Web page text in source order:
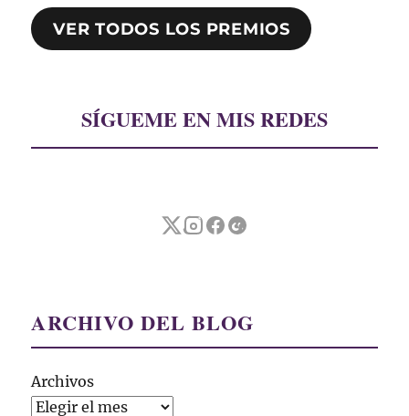
VER TODOS LOS PREMIOS
SÍGUEME EN MIS REDES
ARCHIVO DEL BLOG
Archivos